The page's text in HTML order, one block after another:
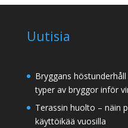
Uutisia
Bryggans
typer av bryggor inför
Terassin huolto – näin
käyttöikää vuosilla